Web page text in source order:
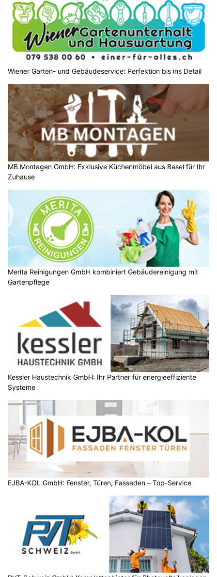
Wiener Garten- und Gebäudeservice: Perfektion bis ins Detail
MB Montagen GmbH: Exklusive Küchenmöbel aus Basel für Ihr
Zuhause
Merita Reinigungen GmbH kombiniert Gebäudereinigung mit
Gartenpflege
Kessler Haustechnik GmbH: Ihr Partner für energieeffiziente
Systeme
EJBA-KOL GmbH: Fenster, Türen, Fassaden – Top-Service